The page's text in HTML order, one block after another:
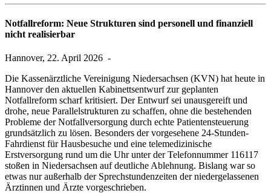
Notfallreform: Neue Strukturen sind personell und finanziell
nicht realisierbar
Hannover, 22. April 2026 -
Die Kassenärztliche Vereinigung Niedersachsen (KVN) hat heute in
Hannover den aktuellen Kabinettsentwurf zur geplanten
Notfallreform scharf kritisiert. Der Entwurf sei unausgereift und
drohe, neue Parallelstrukturen zu schaffen, ohne die bestehenden
Probleme der Notfallversorgung durch echte Patientensteuerung
grundsätzlich zu lösen. Besonders der vorgesehene 24-Stunden-
Fahrdienst für Hausbesuche und eine telemedizinische
Erstversorgung rund um die Uhr unter der Telefonnummer 116117
stoßen in Niedersachsen auf deutliche Ablehnung. Bislang war so
etwas nur außerhalb der Sprechstundenzeiten der niedergelassenen
Ärztinnen und Ärzte vorgeschrieben.